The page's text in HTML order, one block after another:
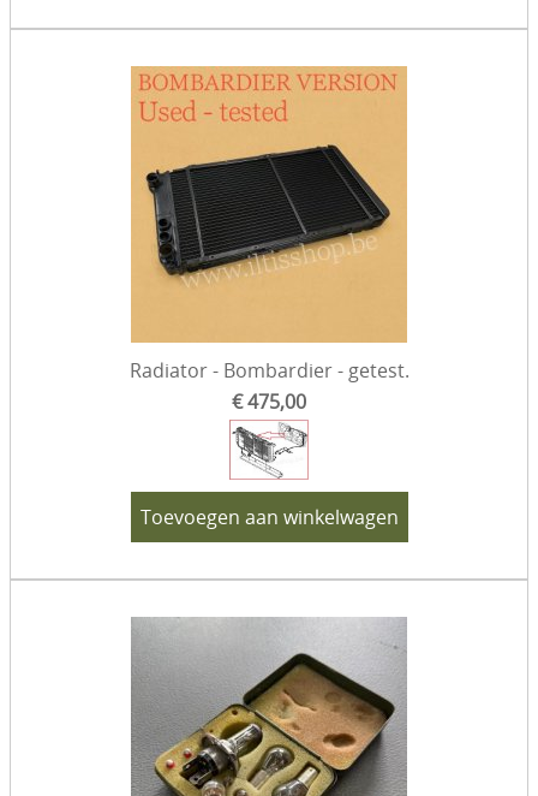
Radiator - Bombardier - getest.
€ 475,00
Toevoegen aan winkelwagen